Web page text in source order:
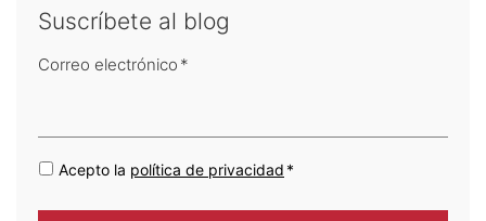
Suscríbete al blog
Correo electrónico *
Acepto la política de privacidad *